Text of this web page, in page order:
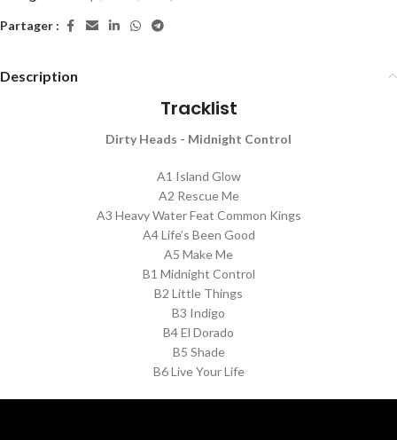
Partager :
Description
Tracklist
Dirty Heads - Midnight Control
A1 Island Glow
A2 Rescue Me
A3 Heavy Water Feat Common Kings
A4 Life’s Been Good
A5 Make Me
B1 Midnight Control
B2 Little Things
B3 Indigo
B4 El Dorado
B5 Shade
B6 Live Your Life